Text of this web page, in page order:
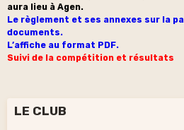
aura lieu à Agen.
Le règlement et ses annexes sur la
documents.
L’affiche au format PDF.
Suivi de la compétition et résultats
LE CLUB